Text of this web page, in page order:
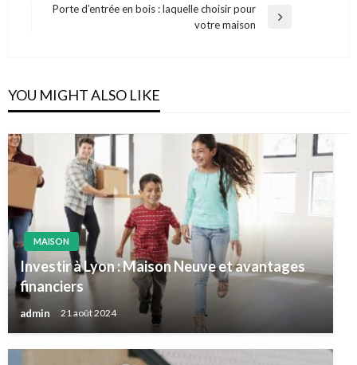
Porte d’entrée en bois : laquelle choisir pour
votre maison
YOU MIGHT ALSO LIKE
MAISON
Investir à Lyon : Maison Neuve et avantages
financiers
admin 21 août 2024